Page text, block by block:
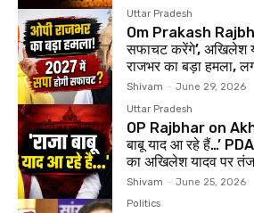
Uttar Pradesh
Om Prakash
सफाचट करेंगे’, अखिलेश
राजभर का बड़ा हमला,
Shivam - June 29, 2026
Uttar Pradesh
OP Rajbhar on
बाबू याद आ रहे हैं…’
का अखिलेश यादव पर
Shivam - June 25, 2026
Politics